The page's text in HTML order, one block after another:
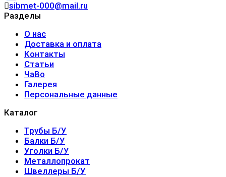
sibmet-000@mail.ru
Разделы
О нас
Доставка и оплата
Контакты
Статьи
ЧаВо
Галерея
Персональные данные
Каталог
Трубы Б/У
Балки Б/У
Уголки Б/У
Металлопрокат
Швеллеры Б/У